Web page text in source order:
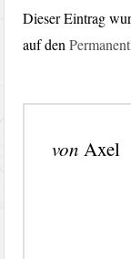
Dieser Eintrag
auf den
vonAxel